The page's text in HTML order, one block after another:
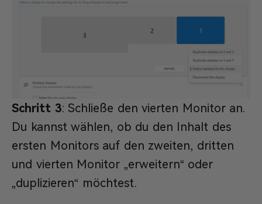
Schritt 3: Schließe den vierten Monitor an.
Du kannst wählen, ob du den Inhalt des
ersten Monitors auf den zweiten, dritten
und vierten Monitor „erweitern“ oder
„duplizieren“ möchtest.